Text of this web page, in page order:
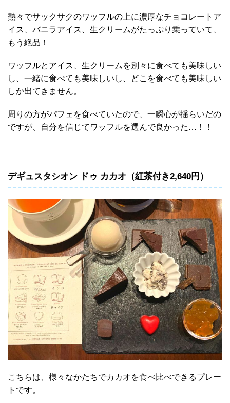
熱々でサックサクのワッフルの上に濃厚なチョコレートア
イス、バニラアイス、生クリームがたっぷり乗っていて、
もう絶品！
ワッフルとアイス、生クリームを別々に食べても美味しい
し、一緒に食べても美味しいし、どこを食べても美味しい
しか出てきません。
周りの方がパフェを食べていたので、一瞬心が揺らいだの
ですが、自分を信じてワッフルを選んで良かった…！！
デギュスタシオン ドゥ カカオ（紅茶付き2,640円）
こちらは、様々なかたちでカカオを食べ比べできるプレー
トです。